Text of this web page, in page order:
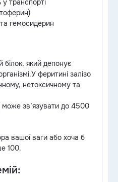
транспорті
гемосидерин
який депонує
феритині залізо
нетоксичному та
зв’язувати до 4500
вашої ваги або хоча б
100.